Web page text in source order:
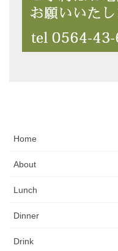
Home
About
Lunch
Dinner
Drink